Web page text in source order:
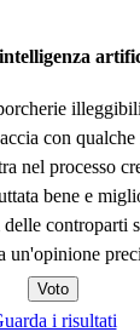
con qualche
nel processo
bene e
controparti
un'opinione
i risultati